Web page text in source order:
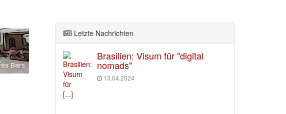
Letzte Nachrichten
Brasilien: Visum für "digital
nomads"
13.04.2024
[...]